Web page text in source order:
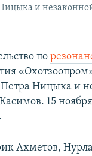
и незаконной
по
Петра Ницыка и
15
Ахметов,